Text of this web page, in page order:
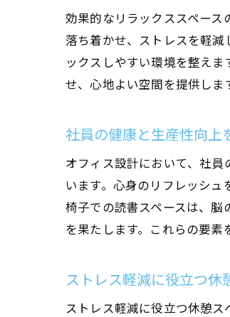
効果的なリラックススペー
落ち着かせ、ストレスを軽
ックスしやすい環境を整え
せ、心地よい空間を提供しま
社員の健康と生産性向上
オフィス設計において、社
います。心身のリフレッシ
椅子での読書スペースは、
を果たします。これらの要素
ストレス軽減に役立つ休
ストレス軽減に役立つ休憩